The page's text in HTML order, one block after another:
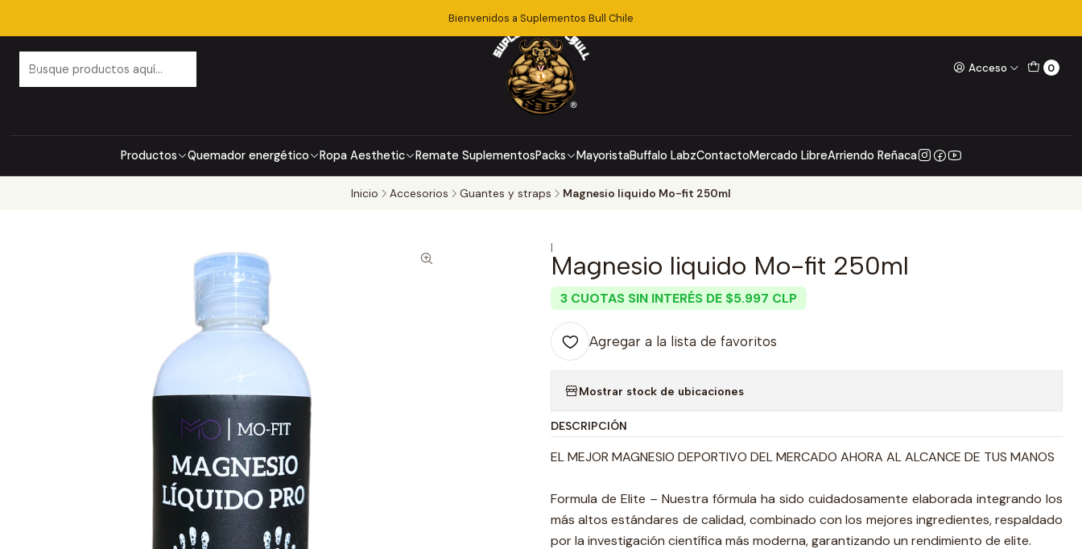
Acceso 0
Productos Quemador energético Ropa Aesthetic Remate SuplementosPacks MayoristaBuffalo LabzContactoMercado LibreArriendo Reñaca
Bienvenidos a Suplementos Bull Chile
Inicio Accesorios Guantes y straps Magnesio liquido Mo-fit 250ml
|
Magnesio liquido Mo-fit 250ml
3 CUOTAS SIN INTERÉS DE $5.997 CLP
Agregar a la lista de favoritos
Mostrar stock de ubicaciones
DESCRIPCIÓN
EL MEJOR MAGNESIO DEPORTIVO DEL MERCADO AHORA AL ALCANCE DE TUS MANOS
Formula de Elite – Nuestra fórmula ha sido cuidadosamente elaborada integrando los
más altos estándares de calidad, combinado con los mejores ingredientes, respaldado
por la investigación científica más moderna, garantizando un rendimiento de elite.